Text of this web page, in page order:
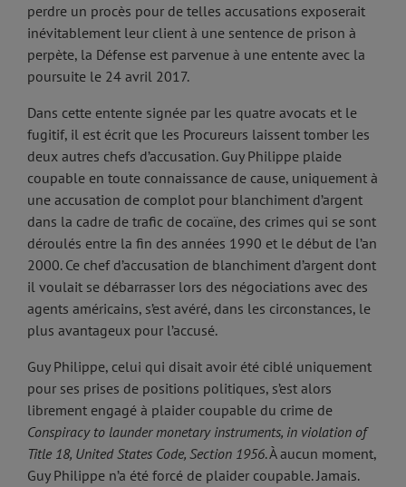
perdre un procès pour de telles accusations exposerait
inévitablement leur client à une sentence de prison à
perpète, la Défense est parvenue à une entente avec la
poursuite le 24 avril 2017.
Dans cette entente signée par les quatre avocats et le
fugitif, il est écrit que les Procureurs laissent tomber les
deux autres chefs d’accusation. Guy Philippe plaide
coupable en toute connaissance de cause, uniquement à
une accusation de complot pour blanchiment d’argent
dans la cadre de trafic de cocaïne, des crimes qui se sont
déroulés entre la fin des années 1990 et le début de l’an
2000. Ce chef d’accusation de blanchiment d’argent dont
il voulait se débarrasser lors des négociations avec des
agents américains, s’est avéré, dans les circonstances, le
plus avantageux pour l’accusé.
Guy Philippe, celui qui disait avoir été ciblé uniquement
pour ses prises de positions politiques, s’est alors
librement engagé à plaider coupable du crime de
Conspiracy to launder monetary instruments, in violation of
Title 18, United States Code, Section 1956. À aucun moment,
Guy Philippe n’a été forcé de plaider coupable. Jamais.